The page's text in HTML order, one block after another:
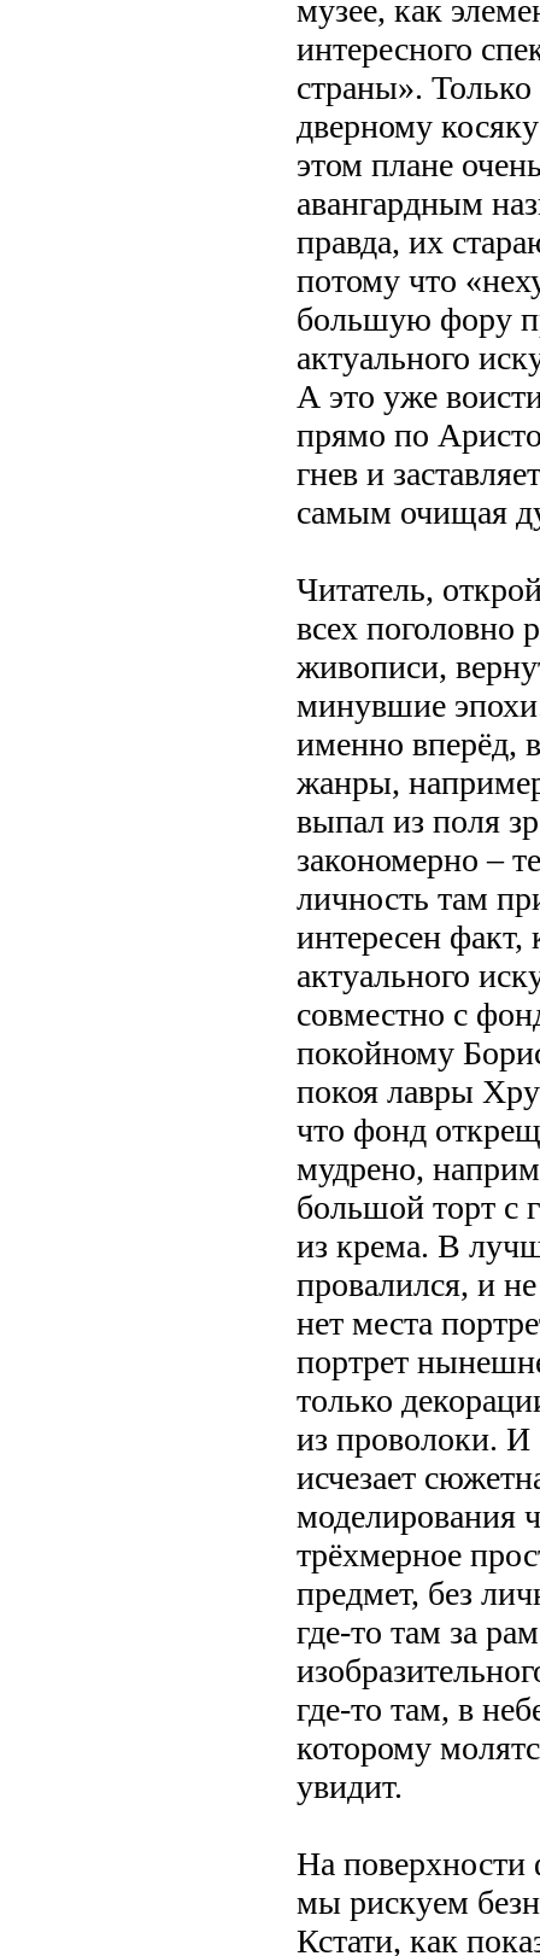
музее, как
интересного
страны». Только
дверному
этом плане
авангардным
правда, их
потому что
большую фору
актуального
А это уже
прямо по
гнев и
самым очищая
Читатель,
всех поголовно
живописи,
минувшие
именно вперёд,
жанры,
выпал из поля
закономерно –
личность там
интересен факт,
актуального
совместно с
покойному
покоя лавры
что фонд
мудрено,
большой торт с
из крема. В
провалился, и
нет места
портрет
только
из проволоки. И
исчезает
моделирования
трёхмерное
предмет, без
где-то там за
где-то там, в
которому
увидит.
На поверхности
мы рискуем
Кстати, как